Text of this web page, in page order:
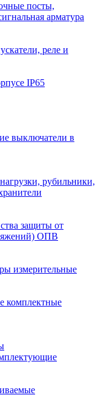
посты,
арматура
реле и
IP65
выключатели в
рубильники,
защиты от
ОПВ
измерительные
комплектные